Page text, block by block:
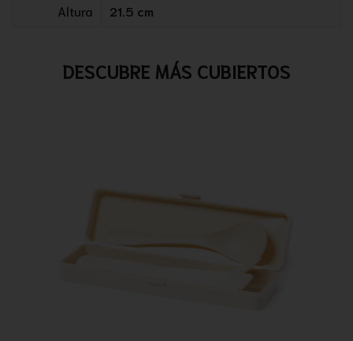
Altura
21.5 cm
DESCUBRE MÁS CUBIERTOS